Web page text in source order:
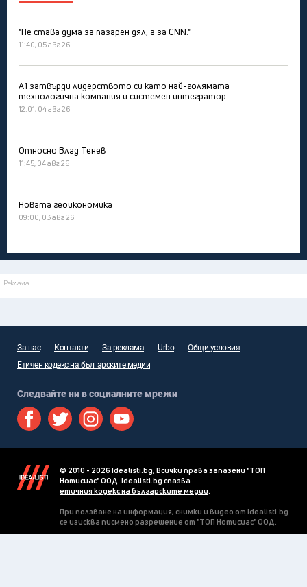
"Не става дума за пазарен дял, а за CNN."
11:40, 05 авг 26
А1 затвърди лидерството си като най-голямата
технологична компания и системен интегратор
12:01, 04 авг 26
Относно Влад Тенев
11:45, 04 авг 26
Новата геоикономика
09:00, 03 авг 26
Реклама
За нас Контакти За реклама Urbo
Общи условия
Етичен кодекс на българските медии
Следвайте ни в социалните мрежи
© 2010 - 2026 Idealisti.bg, Всички права запазени "ТОП
Нотисиас" ООД. Idealisti.bg спазва
етичния кодекс на българските медии.
При ползване на информация, снимки и видео от Idealisti.bg
се изисква писмено разрешение от "ТОП Нотисиас" ООД.